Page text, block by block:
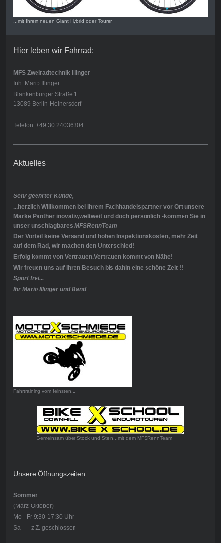
...mit Ihrem neuen Giant Hybrid oder Tourer
Hier leben wir Fahrrad:
MFS Zweiradtechnik Illinger
Inh. Mario Illinger
Blankenburger Straße 1
13089 Berlin-Heinersdorf
Telefon: +49 30 24036304
Aktuelles
Sehr geehrter Kunde,
...herzlich Willkommen bei Ihrem Fachhandelspartner vor Ort unsere
Marke Panther inovativ,weltweit und doch persönlich -kommen Sie in
unser unschlagbares MFSRennTeam
Der Vorteil keine Versand und hohen Inspektionskosten, mehr Zeit
auf dem Rad, wir machen den Unterschied!
Erfolg kommt von Vertrauen.Vertrauen kommt von Nähe!
Wir freuen uns auf Ihren Besuch bis dahin eine schöne Zeit !!!
Sport frei...
Ihr Mario Illinger und Band
Fahrtraining vom feinsten...
Gemeinsam über Stock und Stein...mit dem MFSRennTeam
Unsere Öffnungszeiten
Sommer
(März-Oktober)
Mo - Fr 9:30-17:30 Uhr
Sa z.Z. geschlossen